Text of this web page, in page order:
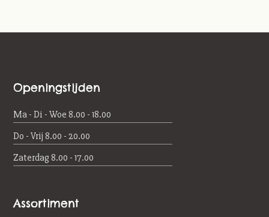
Openingstijden
Ma - Di - Woe 8.00 - 18.00
Do - Vrij 8.00 - 20.00
Zaterdag 8.00 - 17.00
Assortiment